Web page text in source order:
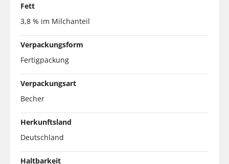
Fett
3,8 % im Milchanteil
Verpackungsform
Fertigpackung
Verpackungsart
Becher
Herkunftsland
Deutschland
Haltbarkeit